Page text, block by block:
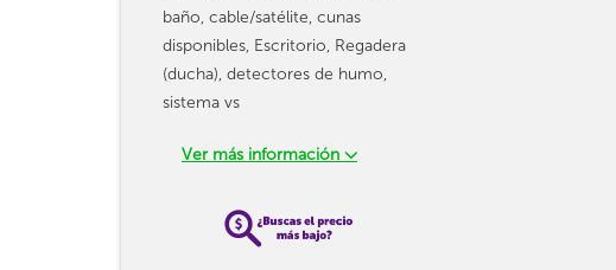
baño, cable/satélite, cunas
disponibles, Escritorio, Regadera
(ducha), detectores de humo,
sistema vs
Ver más información